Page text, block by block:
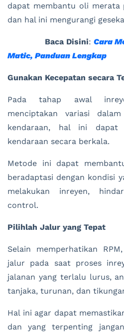
dapat membantu oli merata
dan hal ini mengurangi
Baca Disini: Cara
Matic, Panduan Lengkap
Gunakan Kecepatan secara
Pada tahap awal
menciptakan variasi
kendaraan, hal ini dapat
kendaraan secara berkala.
Metode ini dapat
beradaptasi dengan kondisi
melakukan inreyen,
control.
Pilihlah Jalur yang Tepat
Selain memperhatikan
jalur pada saat proses
jalanan yang terlalu lurus,
tanjaka, turunan, dan
Hal ini agar dapat
dan yang terpenting